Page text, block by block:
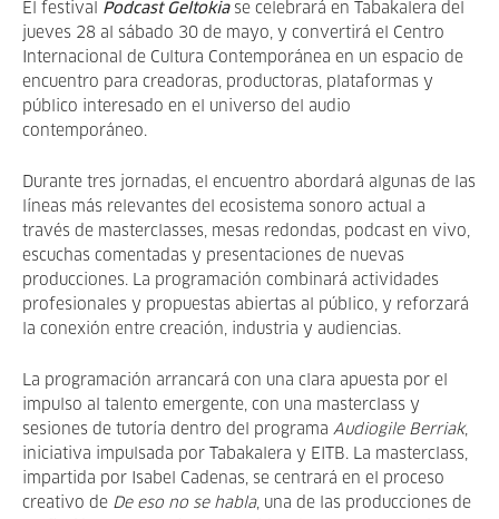
El festival Podcast Geltokiase celebrará en Tabakalera del
jueves 28 al sábado 30 de mayo, y convertirá el Centro
Internacional de Cultura Contemporánea en un espacio de
encuentro para creadoras, productoras, plataformas y
público interesado en el universo del audio
contemporáneo.
Durante tres jornadas, el encuentro abordará algunas de las
líneas más relevantes del ecosistema sonoro actual a
través de masterclasses, mesas redondas, podcast en vivo,
escuchas comentadas y presentaciones de nuevas
producciones. La programación combinará actividades
profesionales y propuestas abiertas al público, y reforzará
la conexión entre creación, industria y audiencias.
La programación arrancará con una clara apuesta por el
impulso al talento emergente, con una masterclass y
sesiones de tutoría dentro del programa Audiogile Berriak,
iniciativa impulsada por Tabakalera y EITB. La masterclass,
impartida por Isabel Cadenas, se centrará en el proceso
creativo de De eso no se habla, una de las producciones de